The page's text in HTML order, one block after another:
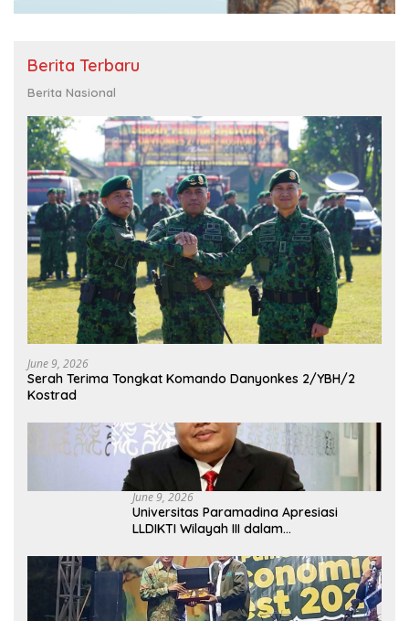
Berita Terbaru
Berita Nasional
June 9, 2026
Serah Terima Tongkat Komando Danyonkes 2/YBH/2
Kostrad
June 9, 2026
Universitas Paramadina Apresiasi
LLDIKTI Wilayah III dalam
Tinggi Swasta